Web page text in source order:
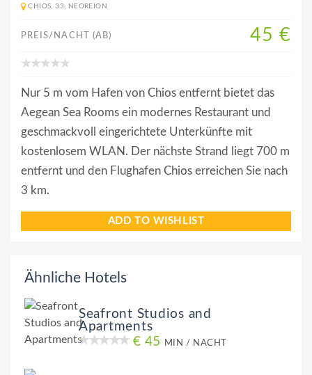
CHIOS, 33, NEOREION
PREIS/NACHT (AB) 45 €
Nur 5 m vom Hafen von Chios entfernt bietet das
Aegean Sea Rooms ein modernes Restaurant und
geschmackvoll eingerichtete Unterkünfte mit
kostenlosem WLAN. Der nächste Strand liegt 700 m
entfernt und den Flughafen Chios erreichen Sie nach
3 km.
ADD TO WISHLIST
Ähnliche Hotels
Seafront Studios and
Apartments
€ 45
MIN / NACHT